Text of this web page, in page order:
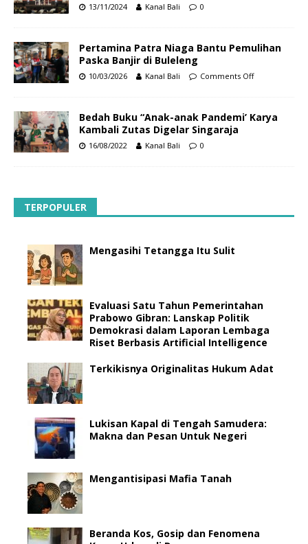
13/11/2024 Kanal Bali 0
Pertamina Patra Niaga Bantu Pemulihan
Paska Banjir di Buleleng
10/03/2026 Kanal Bali Comments Off
Bedah Buku “Anak-anak Pandemi’ Karya
Kambali Zutas Digelar Singaraja
16/08/2022 Kanal Bali 0
TERPOPULER
Mengasihi Tetangga Itu Sulit
Evaluasi Satu Tahun Pemerintahan
Prabowo Gibran: Lanskap Politik
Demokrasi dalam Laporan Lembaga
Riset Berbasis Artificial Intelligence
Terkikisnya Originalitas Hukum Adat
Lukisan Kapal di Tengah Samudera:
Makna dan Pesan Untuk Negeri
Mengantisipasi Mafia Tanah
Beranda Kos, Gosip dan Fenomena